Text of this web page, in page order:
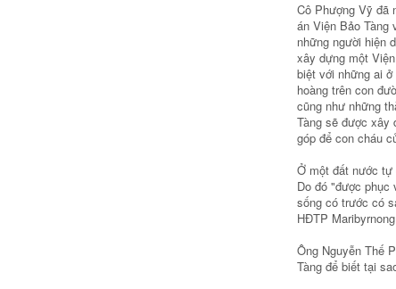
Cô Phượng Vỹ đã
án Viện Bảo Tàng
những người hiện
xây dựng một
biệt với những ai
hoàng trên con
cũng như những
Tàng sẽ được xây
góp để con cháu
Ở một đất nước tự
Do đó "được phục
sống có trước có
HĐTP
Ông Nguyễn Thế
Tàng để biết tại